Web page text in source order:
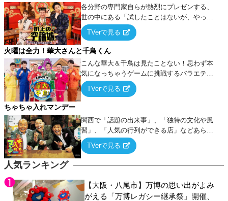
人気ランキング
【大阪・八尾市】万博の思い出がよみ
がえる「万博レガシー継承祭」開催、
各分野の専門家自らが熱烈にプレゼンする、
世の中にある「試したことはないが、やって
みたらこうなる！…ハズ」という“机上の空
論”に若手芸人らがカラダを張って挑む！
TVerで見る
火曜は全力！華大さんと千鳥くん
こんな華大＆千鳥は見たことない！思わず本
気になっちゃうゲームに挑戦するバラエティ
ー！
TVerで見る
ちゃちゃ入れマンデー
関西で「話題の出来事」、「独特の文化や風
習」、「人気の行列ができる店」などあらゆ
るテーマについて好き放題にちゃちゃを入れ
ていく関西色を前面に押し出したトークバラ
TVerで見る